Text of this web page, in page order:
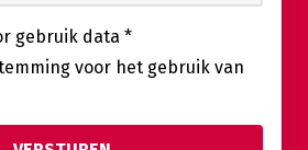
gebruik data *
voor het gebruik van